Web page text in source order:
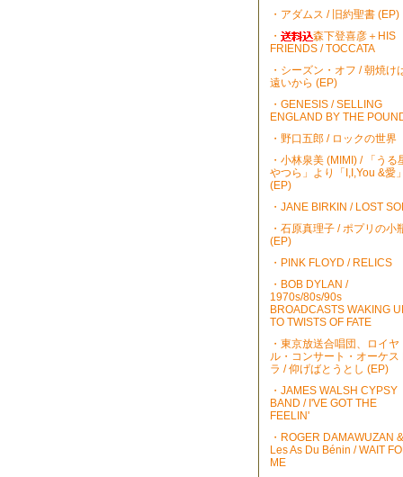
・アダムス / 旧約聖書 (EP)
・
森下登喜彦＋HIS
FRIENDS / TOCCATA
・シーズン・オフ / 朝焼け
遠いから (EP)
・GENESIS / SELLING
ENGLAND BY THE
・野口五郎 / ロックの世界
・小林泉美 (MIMI) / 「うる
やつら」より「I,I,You &愛」
(EP)
・JANE BIRKIN / LOST
・石原真理子 / ポプリの小
(EP)
・PINK FLOYD / RELICS
・BOB DYLAN /
1970s/80s/90s
BROADCASTS WAKING
TO TWISTS OF FATE
・東京放送合唱団、ロイヤ
ル・コンサート・オーケス
ラ / 仰げばとうとし (EP)
・JAMES WALSH CYPSY
BAND / I'VE GOT THE
FEELIN'
・ROGER DAMAWUZAN &
Les As Du Bénin / WAIT
ME